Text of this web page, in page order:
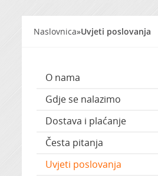
Naslovnica»Uvjeti poslovanja
O nama
Gdje se nalazimo
Dostava i plaćanje
Česta pitanja
Uvjeti poslovanja